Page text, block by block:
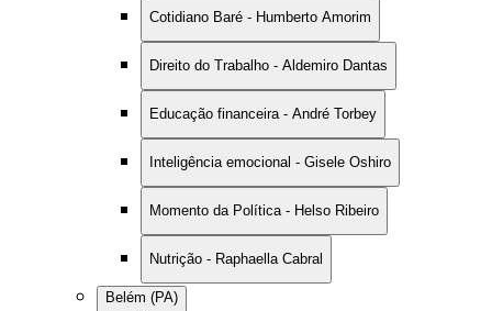
Cotidiano Baré - Humberto Amorim
Direito do Trabalho - Aldemiro Dantas
Educação financeira - André Torbey
Inteligência emocional - Gisele Oshiro
Momento da Política - Helso Ribeiro
Nutrição - Raphaella Cabral
Belém (PA)